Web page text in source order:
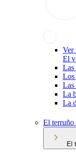
Ver
El
Las
Los
Las
La
La
El terruño
El